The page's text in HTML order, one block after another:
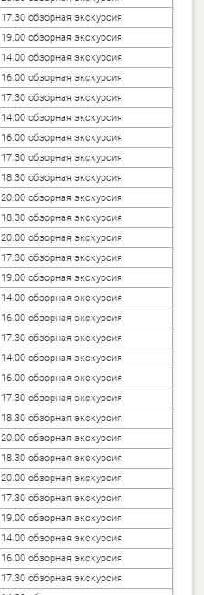
17.30 обзорная экскурсия
19.00 обзорная экскурсия
14.00 обзорная экскурсия
16.00 обзорная экскурсия
17.30 обзорная экскурсия
14.00 обзорная экскурсия
16.00 обзорная экскурсия
17.30 обзорная экскурсия
18.30 обзорная экскурсия
20.00 обзорная экскурсия
18.30 обзорная экскурсия
20.00 обзорная экскурсия
17.30 обзорная экскурсия
19.00 обзорная экскурсия
14.00 обзорная экскурсия
16.00 обзорная экскурсия
17.30 обзорная экскурсия
14.00 обзорная экскурсия
16.00 обзорная экскурсия
17.30 обзорная экскурсия
18.30 обзорная экскурсия
20.00 обзорная экскурсия
18.30 обзорная экскурсия
20.00 обзорная экскурсия
17.30 обзорная экскурсия
19.00 обзорная экскурсия
14.00 обзорная экскурсия
16.00 обзорная экскурсия
17.30 обзорная экскурсия